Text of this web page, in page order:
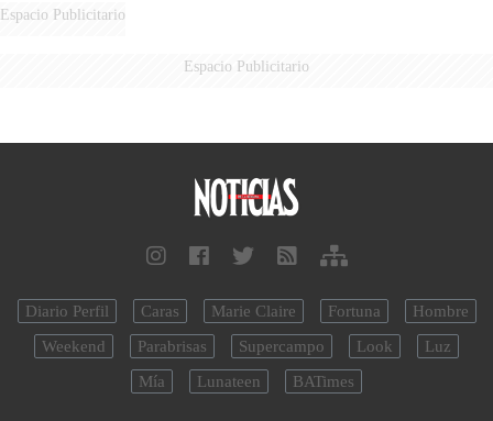
Espacio Publicitario
Espacio Publicitario
Diario Perfil Caras Marie Claire Fortuna
Hombre
Weekend
Parabrisas Supercampo Look
Luz
Mía
Lunateen BATimes